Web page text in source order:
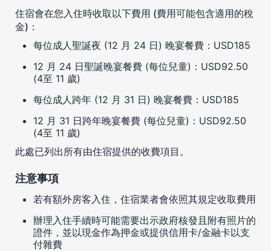
住宿會在您入住時收取以下費用 (費用可能包含適用的稅
金)：
每位成人聖誕夜 (12 月 24 日) 晚宴餐費：USD185
12 月 24 日聖誕晚宴餐費 (每位兒童)：USD92.50
(4至 11 歲)
每位成人跨年 (12 月 31 日) 晚宴餐費：USD185
12 月 31 日跨年晚宴餐費 (每位兒童)：USD92.50
(4至 11 歲)
此處已列出所有由住宿提供的收費項目。
注意事項
若有額外房客入住，住宿業者會依照其規定收取費用
辦理入住手續時可能需要出示政府核發且附有照片的
證件，並以現金作為押金或提供信用卡/金融卡以支
付雜費